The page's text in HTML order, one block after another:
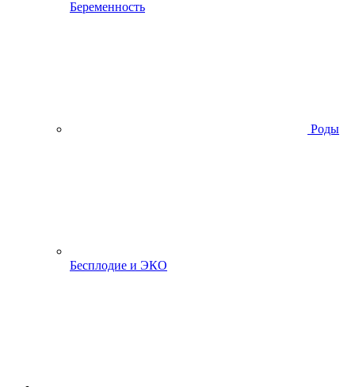
Беременность
Роды
Бесплодие и ЭКО